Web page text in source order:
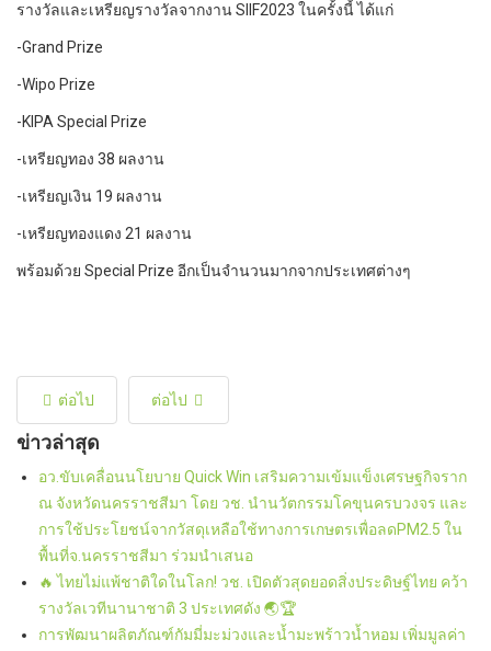
รางวัลและเหรียญรางวัลจากงาน SIIF2023 ในครั้งนี้ ได้แก่
-Grand Prize
-Wipo Prize
-KIPA Special Prize
-เหรียญทอง 38 ผลงาน
-เหรียญเงิน 19 ผลงาน
-เหรียญทองแดง 21 ผลงาน
พร้อมด้วย Special Prize อีกเป็นจำนวนมากจากประเทศต่างๆ
ต่อไป ต่อไป
ข่าวล่าสุด
อว.ขับเคลื่อนนโยบาย Quick Win เสริมความเข้มแข็งเศรษฐกิจราก
ณ จังหวัดนครราชสีมา โดย วช. นำนวัตกรรมโคขุนครบวงจร และ
การใช้ประโยชน์จากวัสดุเหลือใช้ทางการเกษตรเพื่อลดPM2.5 ใน
พื้นที่จ.นครราชสีมา ร่วมนำเสนอ
🔥 ไทยไม่แพ้ชาติใดในโลก! วช. เปิดตัวสุดยอดสิ่งประดิษฐ์ไทย คว้า
รางวัลเวทีนานาชาติ 3 ประเทศดัง 🌏🏆
การพัฒนาผลิตภัณฑ์กัมมี่มะม่วงและน้ำมะพร้าวน้ำหอม เพิ่มมูลค่า